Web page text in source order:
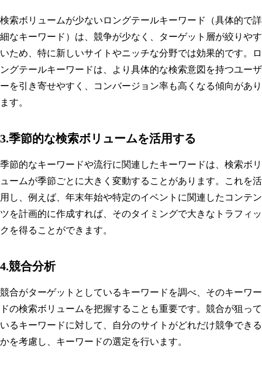
検索ボリュームが少ないロングテールキーワード（具体的で詳
細なキーワード）は、競争が少なく、ターゲット層が絞りやす
いため、特に新しいサイトやニッチな分野では効果的です。ロ
ングテールキーワードは、より具体的な検索意図を持つユーザ
ーを引き寄せやすく、コンバージョン率も高くなる傾向があり
ます。
3.季節的な検索ボリュームを活用する
季節的なキーワードや流行に関連したキーワードは、検索ボリ
ュームが季節ごとに大きく変動することがあります。これを活
用し、例えば、年末年始や特定のイベントに関連したコンテン
ツを計画的に作成すれば、そのタイミングで大きなトラフィッ
クを得ることができます。
4.競合分析
競合がターゲットとしているキーワードを調べ、そのキーワー
ドの検索ボリュームを把握することも重要です。競合が狙って
いるキーワードに対して、自分のサイトがどれだけ競争できる
かを考慮し、キーワードの選定を行います。